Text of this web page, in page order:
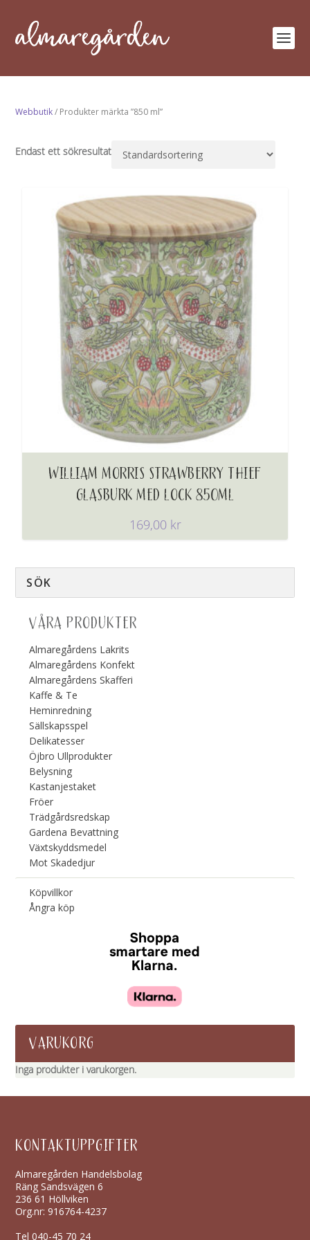
Webbutik/ Produkter märkta ”850 ml”
Endast ett sökresultat
WILLIAM MORRIS STRAWBERRY THIEF
GLASBURK MED LOCK 850ML
169,00 kr
VÅRA PRODUKTER
Almaregårdens Lakrits
Almaregårdens Konfekt
Almaregårdens Skafferi
Kaffe & Te
Heminredning
Sällskapsspel
Delikatesser
Öjbro Ullprodukter
Belysning
Kastanjestaket
Fröer
Trädgårdsredskap
Gardena Bevattning
Växtskyddsmedel
Mot Skadedjur
Köpvillkor
Ångra köp
VARUKORG
Inga produkter i varukorgen.
KONTAKTUPPGIFTER
Almaregården Handelsbolag
Räng Sandsvägen 6
236 61 Höllviken
Org.nr: 916764-4237
Tel040-45 70 24